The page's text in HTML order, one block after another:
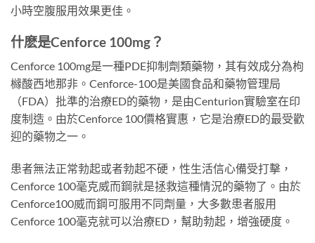
小時空腹服用效果更佳。
什麽是Cenforce 100mg？
Cenforce 100mg是一種PDE抑制劑類藥物，其有效成分為枸
櫞酸西地那非。Cenforce-100是美國食品和藥物管理局
（FDA）批準的治療ED的藥物，是由Centurion實驗室在印
度制造。由於Cenforce 100價格實惠，它是治療ED的最受歡
迎的藥物之一。
患者無法正常勃起或者勃起不硬，性生活信心備受打擊，
Cenforce 100毫克威而鋼就是拯救這種情況的藥物了。由於
Cenforce100威而鋼可服用不同劑量，大多數患者服用
Cenforce 100毫克就可以治療ED，幫助勃起，增強硬度。